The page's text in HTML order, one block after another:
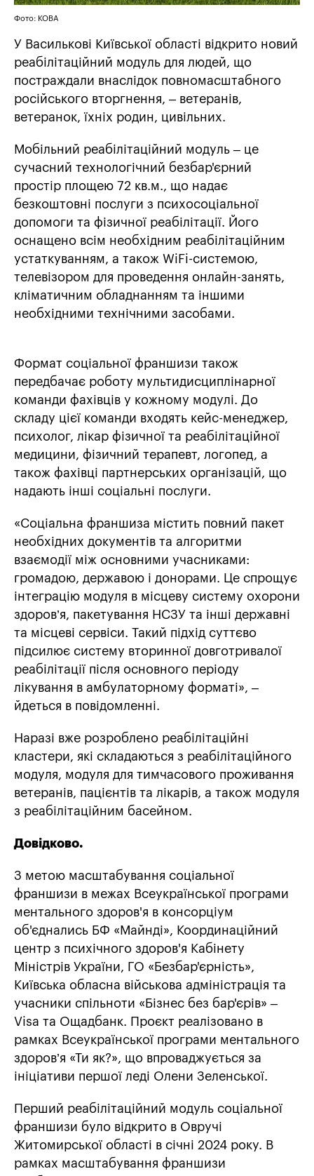
Фото: КОВА
У Василькові Київської області відкрито новий
реабілітаційний модуль для людей, що
постраждали внаслідок повномасштабного
російського вторгнення, – ветеранів,
ветеранок, їхніх родин, цивільних.
Мобільний реабілітаційний модуль – це
сучасний технологічний безбар'єрний
простір площею 72 кв.м., що надає
безкоштовні послуги з психосоціальної
допомоги та фізичної реабілітації. Його
оснащено всім необхідним реабілітаційним
устаткуванням, а також WiFi-системою,
телевізором для проведення онлайн-занять,
кліматичним обладнанням та іншими
необхідними технічними засобами.
Формат соціальної франшизи також
передбачає роботу мультидисциплінарної
команди фахівців у кожному модулі. До
складу цієї команди входять кейс-менеджер,
психолог, лікар фізичної та реабілітаційної
медицини, фізичний терапевт, логопед, а
також фахівці партнерських організацій, що
надають інші соціальні послуги.
«Соціальна франшиза містить повний пакет
необхідних документів та алгоритми
взаємодії між основними учасниками:
громадою, державою і донорами. Це спрощує
інтеграцію модуля в місцеву систему охорони
здоров’я, пакетування НСЗУ та інші державні
та місцеві сервіси. Такий підхід суттєво
підсилює систему вторинної довготривалої
реабілітації після основного періоду
лікування в амбулаторному форматі», –
йдеться в повідомленні.
Наразі вже розроблено реабілітаційні
кластери, які складаються з реабілітаційного
модуля, модуля для тимчасового проживання
ветеранів, пацієнтів та лікарів, а також модуля
з реабілітаційним басейном.
Довідково.
З метою масштабування соціальної
франшизи в межах Всеукраїнської програми
ментального здоров'я в консорціум
об'єднались БФ «Майнді», Координаційний
центр з психічного здоров'я Кабінету
Міністрів України, ГО «Безбар'єрність»,
Київська обласна військова адміністрація та
учасники спільноти «Бізнес без бар'єрів» –
Visa та Ощадбанк. Проєкт реалізовано в
рамках Всеукраїнської програми ментального
здоров’я «Ти як?», що впроваджується за
ініціативи першої леді Олени Зеленської.
Перший реабілітаційний модуль соціальної
франшизи було відкрито в Овручі
Житомирської області в січні 2024 року. В
рамках масштабування франшизи